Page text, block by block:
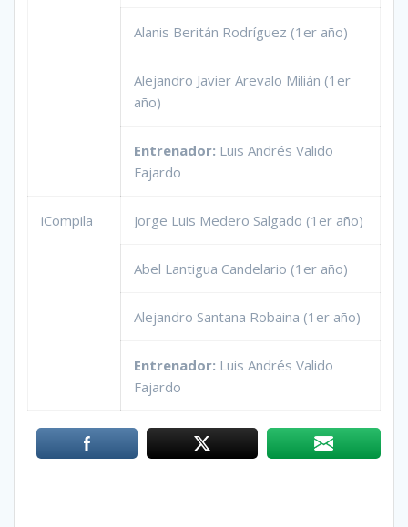
Alanis Beritán Rodríguez (1er año)
Alejandro Javier Arevalo Milián (1er
año)
Entrenador: Luis Andrés Valido
Fajardo
iCompila Jorge Luis Medero Salgado (1er año)
Abel Lantigua Candelario (1er año)
Alejandro Santana Robaina (1er año)
Entrenador: Luis Andrés Valido
Fajardo